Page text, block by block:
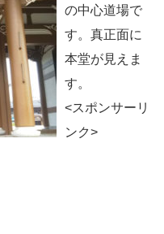
の中心道場で
す。真正面に
本堂が見えま
す。
<スポンサーリ
ンク>